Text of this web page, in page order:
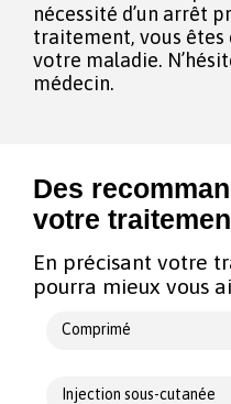
nécessité d’un arrêt
traitement, vous êtes
votre maladie.
médecin.
Des
votre
En précisant votre
pourra mieux vous
Comprimé
Injection sous-cutanée